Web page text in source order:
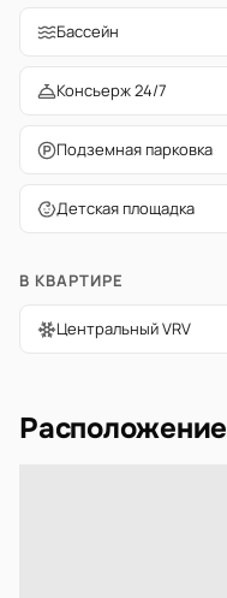
Бассейн
Консьерж 24/7
Подземная парковка
Детская площадка
В КВАРТИРЕ
Центральный VRV
Расположение